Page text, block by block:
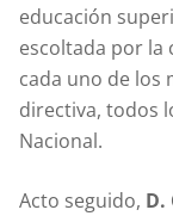
educación
escoltada por la
cada uno de los
directiva, todos
Nacional.
Acto seguido, D.